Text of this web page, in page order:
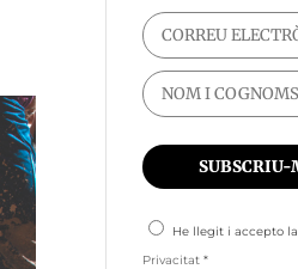
He llegit i accepto la
Privacitat *